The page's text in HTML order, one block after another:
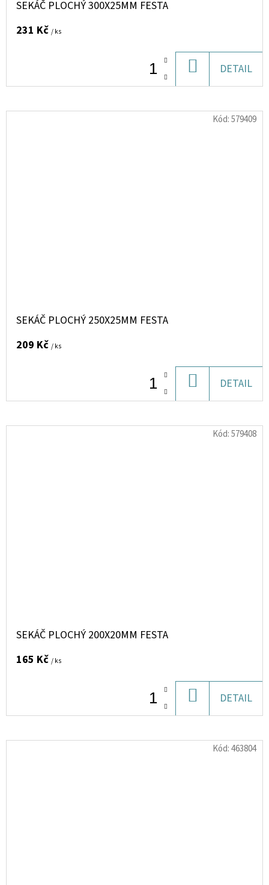
SEKÁČ PLOCHÝ 300X25MM FESTA
231 Kč / ks
KOŠÍKU
DETAIL
SEKÁČ PLOCHÝ 250X25MM FESTA
209 Kč / ks
KOŠÍKU
DETAIL
Kód:579409
SEKÁČ PLOCHÝ 200X20MM FESTA
165 Kč / ks
KOŠÍKU
DETAIL
Kód:579408
Kód:463804